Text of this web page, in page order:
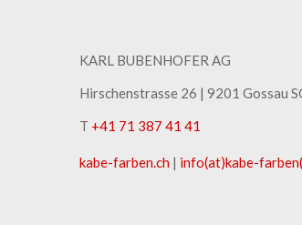
KARL BUBENHOFER AG
Hirschenstrasse 26 | ​9201 Gossau
T +41 71 387 41 41
kabe-​farben.ch | info(at)kabe-​